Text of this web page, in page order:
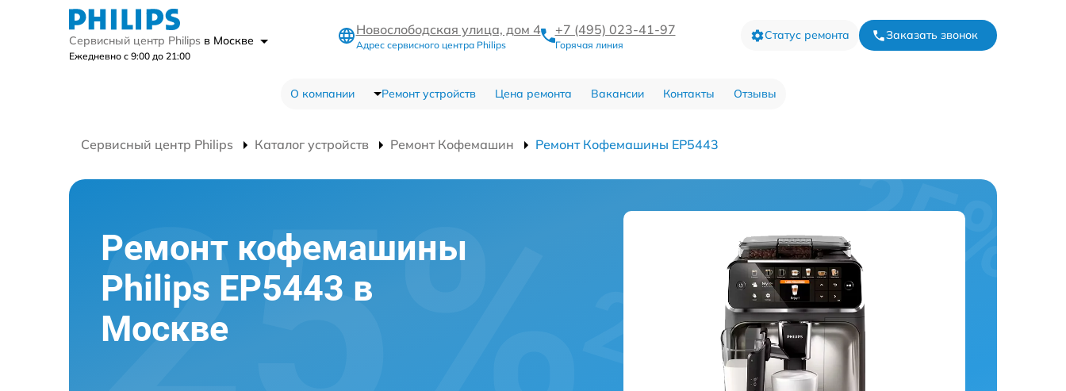
Сервисный центр Philips в Москве
Ежедневно с 9:00 до 21:00
Новослободская улица, дом 4
Адрес сервисного центра Philips
+7 (495) 023-41-97
Горячая линия
Статус ремонта Заказать звонок
О компании Ремонт устройств Цена ремонта Вакансии Контакты Отзывы
Сервисный центр Philips Каталог устройств Ремонт Кофемашин Ремонт Кофемашины EP5443
Ремонт кофемашины
Philips EP5443 в
Москве